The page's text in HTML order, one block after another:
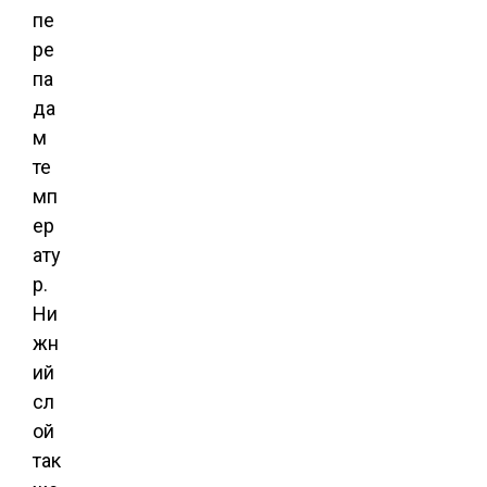
пе
ре
па
да
м
те
мп
ер
ату
р.
Ни
жн
ий
сл
ой
так